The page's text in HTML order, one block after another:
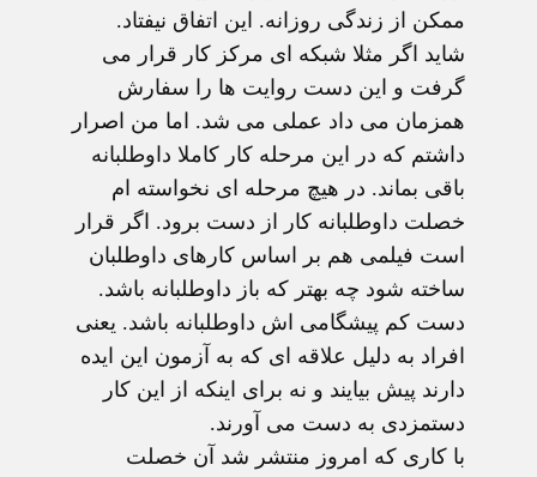
ممکن از زندگی روزانه. این اتفاق نیفتاد.
شاید اگر مثلا شبکه ای مرکز کار قرار می
گرفت و این دست روایت ها را سفارش
همزمان می داد عملی می شد. اما من اصرار
داشتم که در این مرحله کار کاملا داوطلبانه
باقی بماند. در هیچ مرحله ای نخواسته ام
خصلت داوطلبانه کار از دست برود. اگر قرار
است فیلمی هم بر اساس کارهای داوطلبان
ساخته شود چه بهتر که باز داوطلبانه باشد.
دست کم پیشگامی اش داوطلبانه باشد. یعنی
افراد به دلیل علاقه ای که به آزمون این ایده
دارند پیش بیایند و نه برای اینکه از این کار
دستمزدی به دست می آورند.
با کاری که امروز منتشر شد آن خصلت